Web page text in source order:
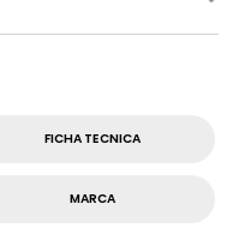
FICHA TECNICA
MARCA